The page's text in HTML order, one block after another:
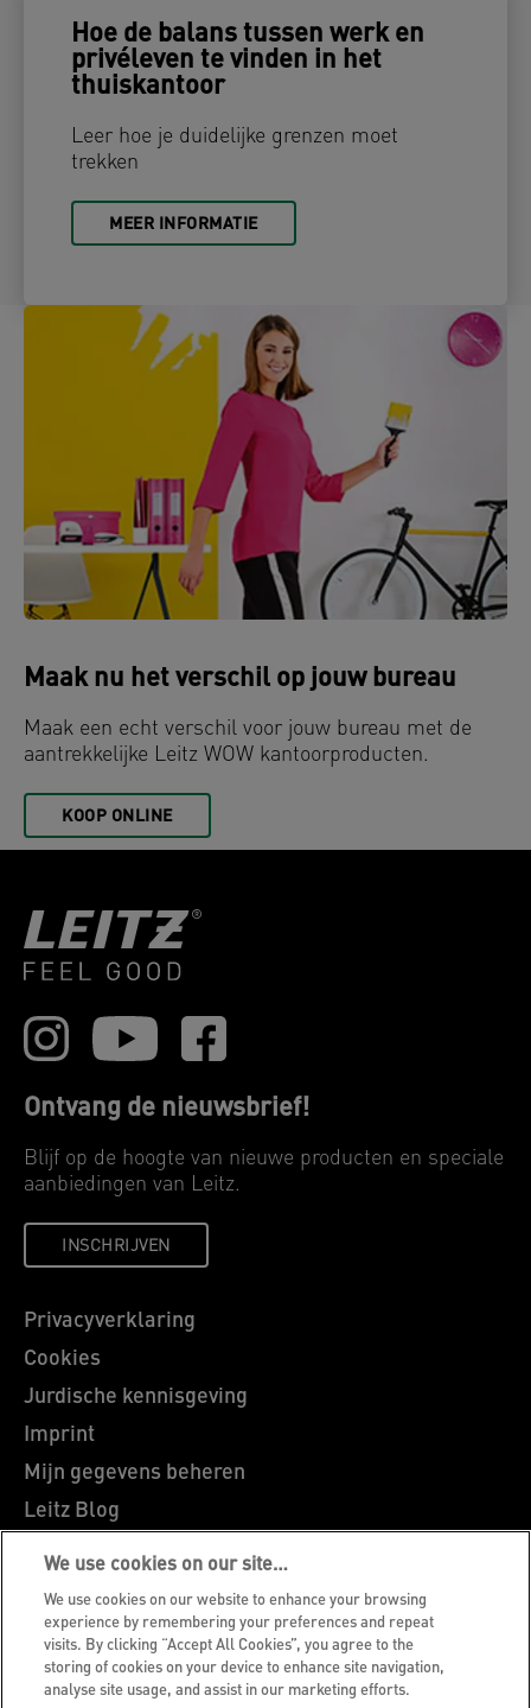
Hoe de balans tussen werk en
privéleven te vinden in het
thuiskantoor
Leer hoe je duidelijke grenzen moet
trekken
MEER INFORMATIE
Maak nu het verschil op jouw bureau
Maak een echt verschil voor jouw bureau met de
aantrekkelijke Leitz WOW kantoorproducten.
KOOP ONLINE
Ontvang de nieuwsbrief!
Blijf op de hoogte van nieuwe producten en speciale
aanbiedingen van Leitz.
INSCHRIJVEN
Privacyverklaring
Cookies
Jurdische kennisgeving
Imprint
Mijn gegevens beheren
Leitz Blog
Vacatures
Leitz EasyPrint
Klantenservice
Richtlijnen bij recycling van verpakkingen
Garantievoorwaarden
We use cookies on our site…
We use cookies on our website to enhance your browsing
experience by remembering your preferences and repeat
visits. By clicking “Accept All Cookies”, you agree to the
storing of cookies on your device to enhance site navigation,
analyse site usage, and assist in our marketing efforts.